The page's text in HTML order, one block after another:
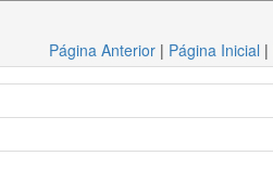
Página Anterior | Página Inicial |